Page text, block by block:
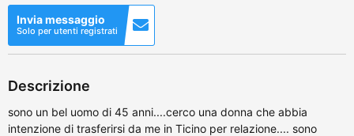
Invia messaggio
Solo per utenti registrati
Descrizione
sono un bel uomo di 45 anni....cerco una donna che abbia
intenzione di trasferirsi da me in Ticino per relazione.... sono